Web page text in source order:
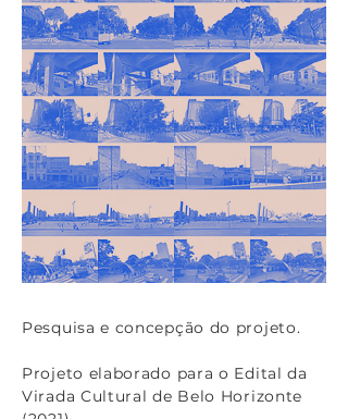
Pesquisa e concepção do projeto.
Projeto elaborado para o Edital da
Virada Cultural de Belo Horizonte